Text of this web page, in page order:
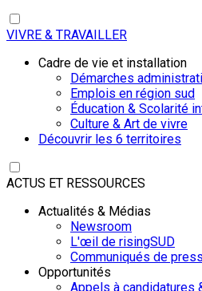
VIVRE & TRAVAILLER
Cadre de vie et installation
Démarches
Emplois en région sud
Éducation & Scolarité
Culture & Art de vivre
Découvrir les 6 territoires
ACTUS ET RESSOURCES
Actualités & Médias
Newsroom
L'œil de risingSUD
Communiqués de
Opportunités
Appels à candidatures